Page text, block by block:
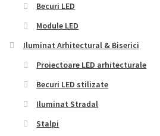
Becuri LED
Module LED
Iluminat Arhitectural & Biserici
Proiectoare LED arhitecturale
Becuri LED stilizate
Iluminat Stradal
Stalpi